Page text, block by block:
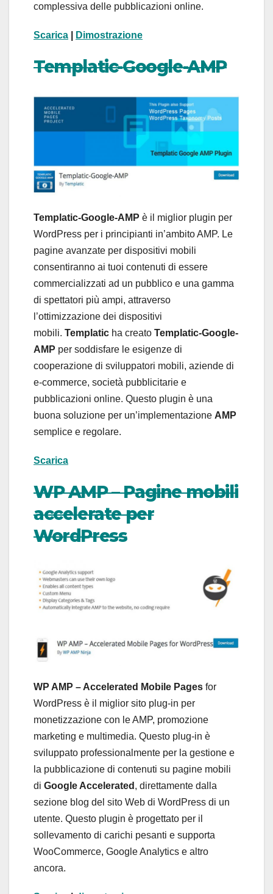
complessiva delle pubblicazioni online.
Scarica Dimostrazione
Templatic-Google-AMP
Templatic-Google-AMP è il miglior plugin per
WordPress per i principianti in’ambito AMP. Le
pagine avanzate per dispositivi mobili
consentiranno ai tuoi contenuti di essere
commercializzati ad un pubblico e una gamma
di spettatori più ampi, attraverso
l’ottimizzazione dei dispositivi
mobili. Templatic ha creato Templatic-Google-
AMP per soddisfare le esigenze di
cooperazione di sviluppatori mobili, aziende di
e-commerce, società pubblicitarie e
pubblicazioni online. Questo plugin è una
buona soluzione per un’implementazione AMP
semplice e regolare.
Scarica
WP AMP – Pagine mobili
accelerate per
WordPress
WP AMP – Accelerated Mobile Pages for
WordPress è il miglior sito plug-in per
monetizzazione con le AMP, promozione
marketing e multimedia. Questo plug-in è
sviluppato professionalmente per la gestione e
la pubblicazione di contenuti su pagine mobili
di Google Accelerated , direttamente dalla
sezione blog del sito Web di WordPress di un
utente. Questo plugin è progettato per il
sollevamento di carichi pesanti e supporta
WooCommerce, Google Analytics e altro
ancora.